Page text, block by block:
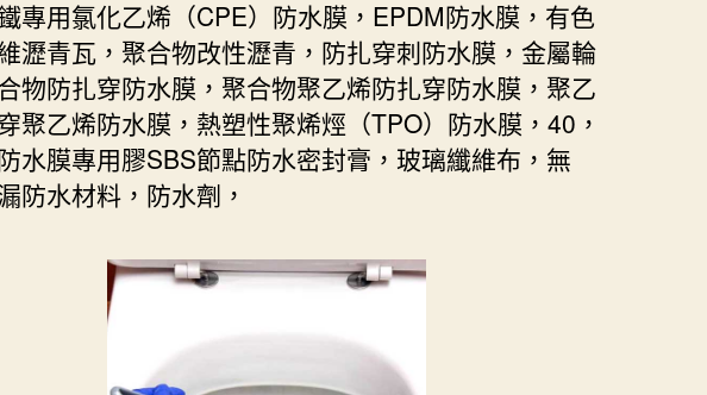
專用氯化乙烯（CPE）防水膜，EPDM防水膜，有色
瀝青瓦，聚合物改性瀝青，防扎穿刺防水膜，金屬輪
物防扎穿防水膜，聚合物聚乙烯防扎穿防水膜，聚乙
聚乙烯防水膜，熱塑性聚烯烴（TPO）防水膜，40，
水膜專用膠SBS節點防水密封膏，玻璃纖維布，無
防水材料，防水劑，